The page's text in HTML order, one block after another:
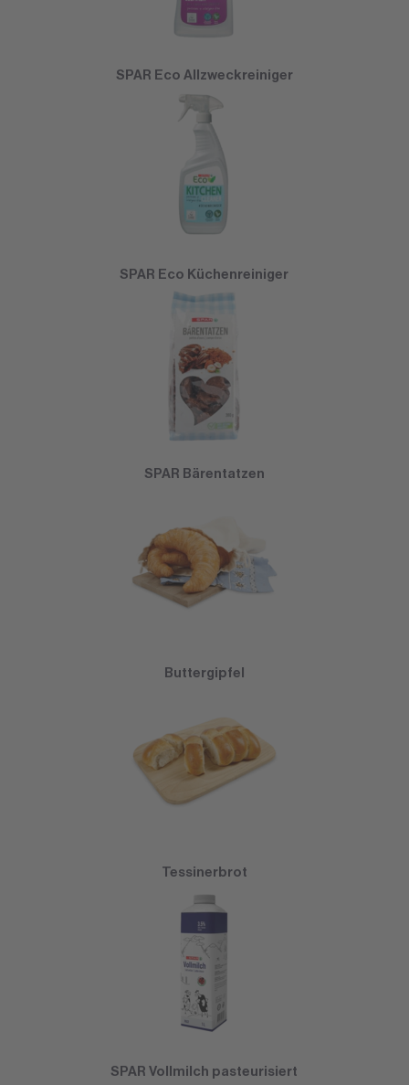
SPAR Eco Allzweckreiniger
SPAR Eco Küchenreiniger
SPAR Bärentatzen
Buttergipfel
Tessinerbrot
SPAR Vollmilch pasteurisiert